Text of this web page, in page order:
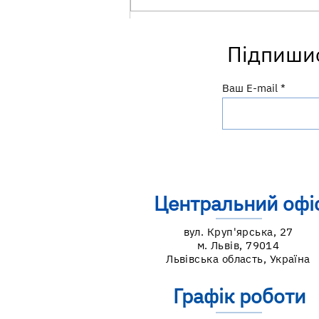
захист від інфекцій!
Ваш E-mail
Центральний
вул. Круп'ярська, 27
м. Львів, 79014
Львівська область, Україна
Графік роботи